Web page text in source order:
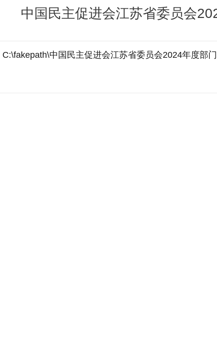
中国民主促进会江苏省委员会
C:\fakepath\中国民主促进会江苏省委员会2024年度部